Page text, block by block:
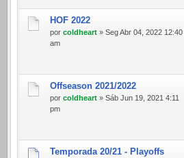
HOF 2022
por coldheart » Seg Abr 04, 2022 12:40
am
Offseason 2021/2022
por coldheart » Sáb Jun 19, 2021 4:11
pm
Temporada 20/21 - Playoffs